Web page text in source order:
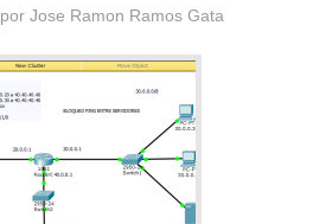
porJose Ramon Ramos Gata